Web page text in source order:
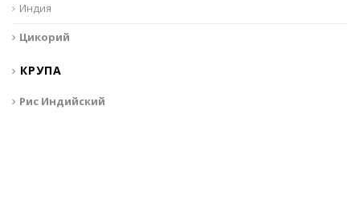
Индия
Цикорий
КРУПА
Рис Индийский